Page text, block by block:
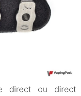
direct ou direct